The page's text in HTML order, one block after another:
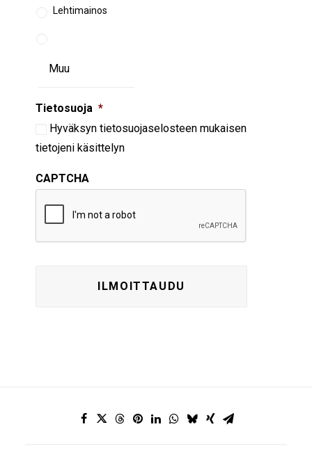
Lehtimainos
Tietosuoja *
Hyväksyn tietosuojaselosteen mukaisen
tietojeni käsittelyn
CAPTCHA